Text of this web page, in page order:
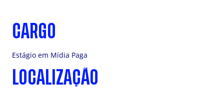
CARGO
Estágio em Mídia Paga
LOCALIZAÇÃO